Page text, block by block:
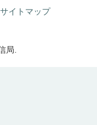
サイトマップ
局.